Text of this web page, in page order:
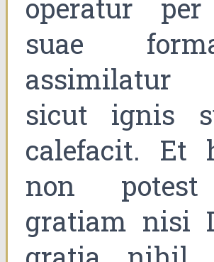
operatur
suae
assimilatur
sicut ignis
calefacit. Et
non potest
gratiam nisi